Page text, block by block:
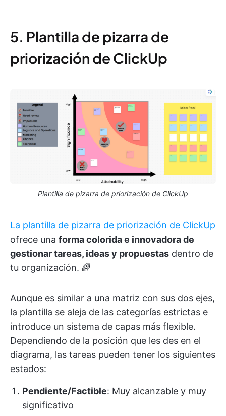
5. Plantilla de pizarra de
priorización de ClickUp
Plantilla de pizarra de priorización de ClickUp
La plantilla de pizarra de priorización de ClickUp
ofrece una forma colorida e innovadora de
gestionar tareas, ideas y propuestas dentro de
tu organización. 🌈
Aunque es similar a una matriz con sus dos ejes,
la plantilla se aleja de las categorías estrictas e
introduce un sistema de capas más flexible.
Dependiendo de la posición que les des en el
diagrama, las tareas pueden tener los siguientes
estados:
Pendiente/Factible: Muy alcanzable y muy
significativo